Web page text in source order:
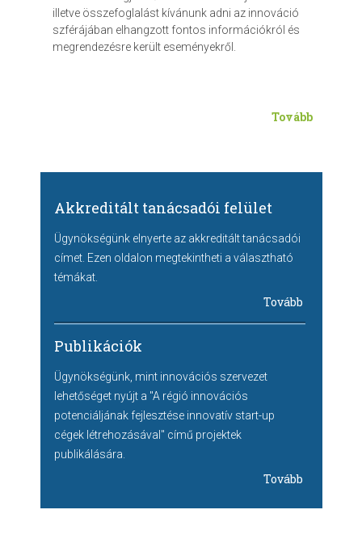
illetve összefoglalást kívánunk adni az innováció
szférájában elhangzott fontos információkról és
megrendezésre került eseményekről.
Tovább
Akkreditált tanácsadói felület
Ügynökségünk elnyerte az akkreditált tanácsadói
címet. Ezen oldalon megtekintheti a választható
témákat.
Tovább
Publikációk
Ügynökségünk, mint innovációs szervezet
lehetőséget nyújt a "A régió innovációs
potenciáljának fejlesztése innovatív start-up
cégek létrehozásával" című projektek
publikálására.
Tovább